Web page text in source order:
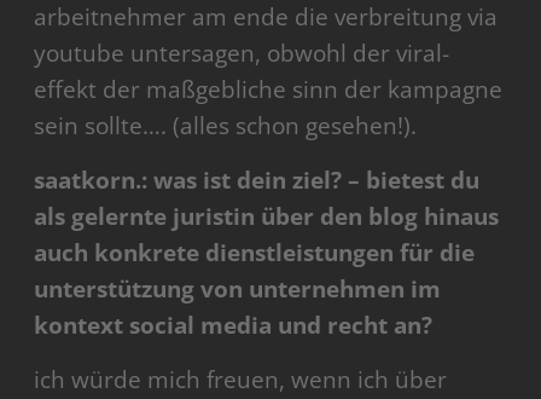
arbeitnehmer am ende die verbreitung via
youtube untersagen, obwohl der viral-
effekt der maßgebliche sinn der kampagne
sein sollte…. (alles schon gesehen!).
saatkorn.: was ist dein ziel? – bietest du
als gelernte juristin über den blog hinaus
auch konkrete dienstleistungen für die
unterstützung von unternehmen im
kontext social media und recht an?
ich würde mich freuen, wenn ich über